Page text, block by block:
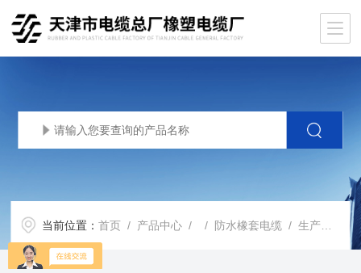
当前位置：首页 / 产品中心 / / 防水橡套电缆 / 生产基地JHS潜水泵橡套软电缆JHS电缆